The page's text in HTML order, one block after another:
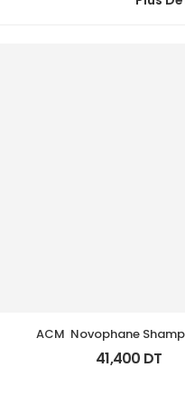
ACM  Novophane
Energisant Fl 200Ml
41,400 DT